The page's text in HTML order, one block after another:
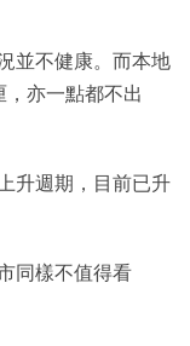
並不健康。而本地
亦一點都不出
升週期，目前已升
同樣不值得看